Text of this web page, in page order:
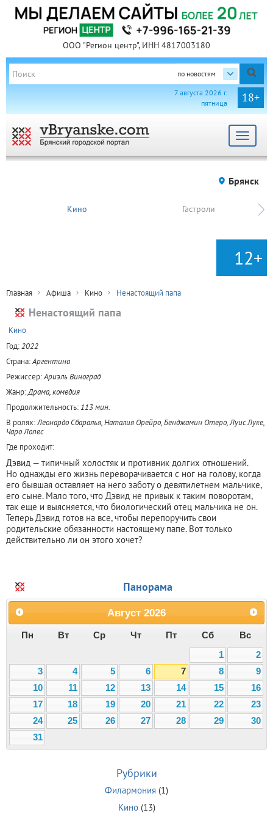
ООО "Регион центр", ИНН 4817003180
по новостям
18+
7 августа 2026 г.
пятница
Toggle
Брянск
Кино Гастроли
12+
Главная Афиша Кино Ненастоящий папа
Ненастоящий папа
Кино
Год:2022
Страна:Аргентина
Режиссер:Ариэль Виноград
Жанр:Драма, комедия
Продолжительность: 113 мин.
В ролях:Леонардо Сбаралья, Наталия Орейро, Бенджамин Отеро, Луис Луке,
Чаро Лопес
Где проходит:
Дэвид — типичный холостяк и противник долгих отношений.
Но однажды его жизнь переворачивается с ног на голову, когда
его бывшая оставляет на него заботу о девятилетнем мальчике,
его сыне. Мало того, что Дэвид не привык к таким поворотам,
так еще и выясняется, что биологический отец мальчика не он.
Теперь Дэвид готов на все, чтобы перепоручить свои
родительские обязанности настоящему папе. Вот только
действительно ли он этого хочет?
Панорама
Август 2026
Пн Вт Ср Чт Пт Сб
Вс
1
2
3
4 5 6 7 8
9
10
11 12 13 14 15
16
17
18 19 20 21 22
23
24
25 26 27 28 29
30
31
Рубрики
Филармония (1)
Кино(13)